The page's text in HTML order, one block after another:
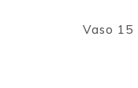
Vaso 15